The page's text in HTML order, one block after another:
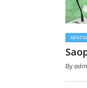
APATIN
By